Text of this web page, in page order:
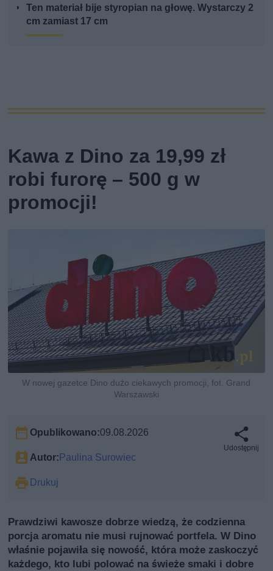
Ten materiał bije styropian na głowę. Wystarczy 2
cm zamiast 17 cm
Kawa z Dino za 19,99 zł
robi furorę – 500 g w
promocji!
W nowej gazetce Dino dużo ciekawych promocji, fot. Grand
Warszawski
Opublikowano:09.08.2026
Autor:Paulina Surowiec
Drukuj
Udostępnij
Prawdziwi kawosze dobrze wiedzą, że codzienna
porcja aromatu nie musi rujnować portfela. W Dino
właśnie pojawiła się nowość, która może zaskoczyć
każdego, kto lubi polować na świeże smaki i dobre